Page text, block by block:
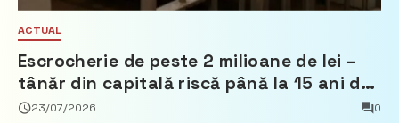
ACTUAL
Escrocherie de peste 2 milioane de lei –
tânăr din capitală riscă până la 15 ani de
închisoare
23/07/2026 0